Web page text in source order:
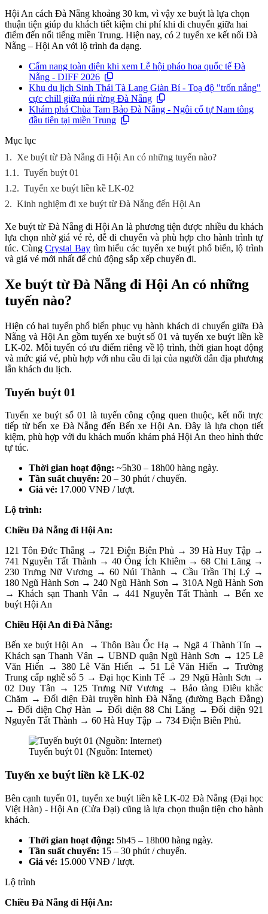
Hội An cách Đà Nẵng khoảng 30 km, vì vậy xe buýt là lựa chọn
thuận tiện giúp du khách tiết kiệm chi phí khi di chuyển giữa hai
điểm đến nổi tiếng miền Trung. Hiện nay, có 2 tuyến xe kết nối Đà
Nẵng – Hội An với lộ trình đa dạng.
Cẩm nang toàn diện khi xem Lễ hội pháo hoa quốc tế Đà
Nẵng - DIFF 2026
Khu du lịch Sinh Thái Tà Lang Giàn Bí - Toạ độ "trốn nắng"
cực chill giữa núi rừng Đà Nẵng
Khám phá Chùa Tam Bảo Đà Nẵng - Ngôi cổ tự Nam tông
đầu tiên tại miền Trung
Mục lục
1. Xe buýt từ Đà Nẵng đi Hội An có những tuyến nào?
1.1. Tuyến buýt 01
1.2. Tuyến xe buýt liền kề LK-02
2. Kinh nghiệm đi xe buýt từ Đà Nẵng đến Hội An
Xe buýt từ Đà Nẵng đi Hội An là phương tiện được nhiều du khách
lựa chọn nhờ giá vé rẻ, dễ di chuyển và phù hợp cho hành trình tự
túc. CùngCrystal Bay tìm hiểu các tuyến xe buýt phổ biến, lộ trình
và giá vé mới nhất để chủ động sắp xếp chuyến đi.
Xe buýt từ Đà Nẵng đi Hội An có những
tuyến nào?
Hiện có hai tuyến phổ biến phục vụ hành khách di chuyển giữa Đà
Nẵng và Hội An gồm tuyến xe buýt số 01 và tuyến xe buýt liền kề
LK-02. Mỗi tuyến có ưu điểm riêng về lộ trình, thời gian hoạt động
và mức giá vé, phù hợp với nhu cầu đi lại của người dân địa phương
lẫn khách du lịch.
Tuyến buýt 01
Tuyến xe buýt số 01 là tuyến công cộng quen thuộc, kết nối trực
tiếp từ bến xe Đà Nẵng đến Bến xe Hội An. Đây là lựa chọn tiết
kiệm, phù hợp với du khách muốn khám phá Hội An theo hình thức
tự túc.
Thời gian hoạt động: ~5h30 – 18h00 hàng ngày.
Tần suất chuyến: 20 – 30 phút / chuyến.
Giá vé: 17.000 VNĐ / lượt.
Lộ trình:
Chiều Đà Nẵng đi Hội An:
121 Tôn Đức Thắng → 721 Điện Biên Phủ → 39 Hà Huy Tập →
741 Nguyễn Tất Thành → 40 Ông Ích Khiêm → 68 Chi Lăng →
230 Trưng Nữ Vương → 60 Núi Thành → Cầu Trần Thị Lý →
180 Ngũ Hành Sơn → 240 Ngũ Hành Sơn → 310A Ngũ Hành Sơn
→ Khách sạn Thanh Vân → 441 Nguyễn Tất Thành → Bến xe
buýt Hội An
Chiều Hội An đi Đà Nẵng:
Bến xe buýt Hội An → Thôn Bàu Ốc Hạ → Ngã 4 Thành Tín →
Khách sạn Thanh Vân → UBND quận Ngũ Hành Sơn → 125 Lê
Văn Hiến → 380 Lê Văn Hiến → 51 Lê Văn Hiến → Trường
Trung cấp nghề số 5 → Đại học Kinh Tế → 29 Ngũ Hành Sơn →
02 Duy Tân → 125 Trưng Nữ Vương → Bảo tàng Điêu khắc
Chăm → Đối diện Đài truyền hình Đà Nẵng (đường Bạch Đằng)
→ Đối diện Chợ Hàn → Đối diện 88 Chi Lăng → Đối diện 921
Nguyễn Tất Thành → 60 Hà Huy Tập → 734 Điện Biên Phủ.
Tuyến buýt 01 (Nguồn: Internet)
Tuyến xe buýt liền kề LK-02
Bên cạnh tuyến 01, tuyến xe buýt liền kề LK-02 Đà Nẵng (Đại học
Việt Hàn) - Hội An (Cửa Đại) cũng là lựa chọn thuận tiện cho hành
khách.
Thời gian hoạt động: 5h45 – 18h00 hàng ngày.
Tần suất chuyến: 15 – 30 phút / chuyến.
Giá vé: 15.000 VNĐ / lượt.
Lộ trình
Chiều Đà Nẵng đi Hội An: